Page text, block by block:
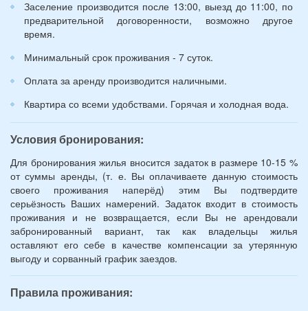
Заселение производится после 13:00, выезд до 11:00, по
предварительной договоренности, возможно другое
время.
Минимальный срок проживания - 7 суток.
Оплата за аренду производится наличными.
Квартира со всеми удобствами. Горячая и холодная вода.
Условия бронирования:
Для бронирования жилья вносится задаток в размере 10-15 %
от суммы аренды, (т. е. Вы оплачиваете данную стоимость
своего проживания наперёд) этим Вы подтвердите
серьёзность Ваших намерений. Задаток входит в стоимость
проживания и не возвращается, если Вы не арендовали
забронированный вариант, так как владельцы жилья
оставляют его себе в качестве компенсации за утерянную
выгоду и сорванный график заездов.
Правила проживания: